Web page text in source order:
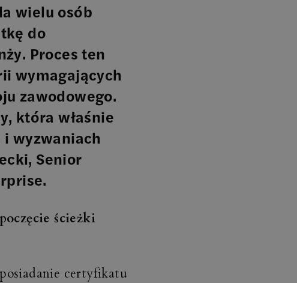
wielu osób
do
Proces ten
wymagających
zawodowego.
która właśnie
wyzwaniach
Senior
ścieżki
certyfikatu